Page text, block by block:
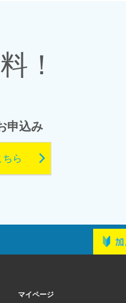
！
申込み
ちら
マイページ